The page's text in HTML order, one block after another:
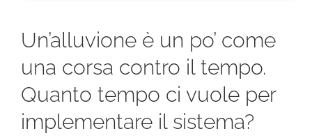
Un’alluvione è un po’ come
una corsa contro il tempo.
Quanto tempo ci vuole per
implementare il sistema?